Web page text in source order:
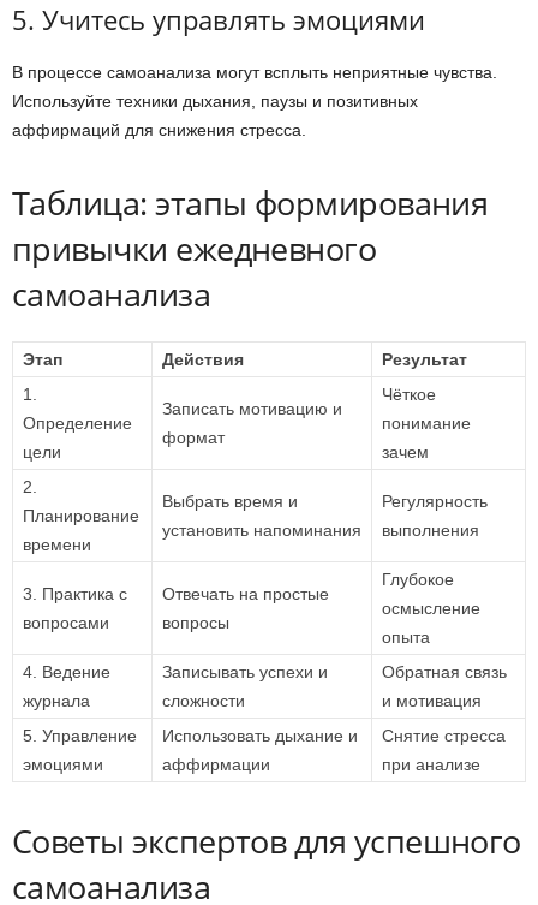
5. Учитесь управлять эмоциями
В процессе самоанализа могут всплыть неприятные чувства.
Используйте техники дыхания, паузы и позитивных
аффирмаций для снижения стресса.
Таблица: этапы формирования
привычки ежедневного
самоанализа
Этап Действия
Результат
1.
Определение
цели
Записать мотивацию и
формат
Чёткое
понимание
зачем
2.
Планирование
времени
Выбрать время и
установить напоминания
Регулярность
выполнения
3. Практика с
вопросами
Отвечать на простые
вопросы
Глубокое
осмысление
опыта
4. Ведение
журнала
Записывать успехи и
сложности
Обратная связь
и мотивация
5. Управление
эмоциями
Использовать дыхание и
аффирмации
Снятие стресса
при анализе
Советы экспертов для успешного
самоанализа